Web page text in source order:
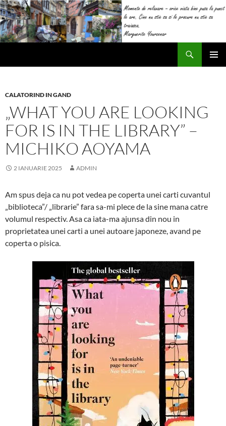
Sari
la
conținut
CALATORIND IN GAND
„WHAT YOU ARE LOOKING
FOR IS IN THE LIBRARY” –
MICHIKO AOYAMA
2 IANUARIE 2025 ADMIN
Am spus deja ca nu pot vedea pe coperta unei carti cuvantul
„biblioteca”/ „librarie” fara sa-mi plece de la sine mana catre
volumul respectiv. Asa ca iata-ma ajunsa din nou in
proprietatea unei carti a unei autoare japoneze, avand pe
coperta o pisica.